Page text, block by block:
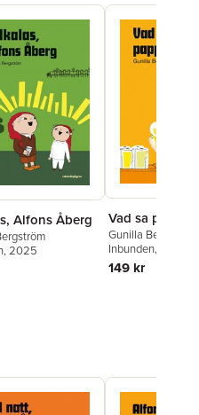
Alfons Åberg
, 2025
Vad sa pappa
Gunilla Bergström
Inbunden, 2017
149 kr